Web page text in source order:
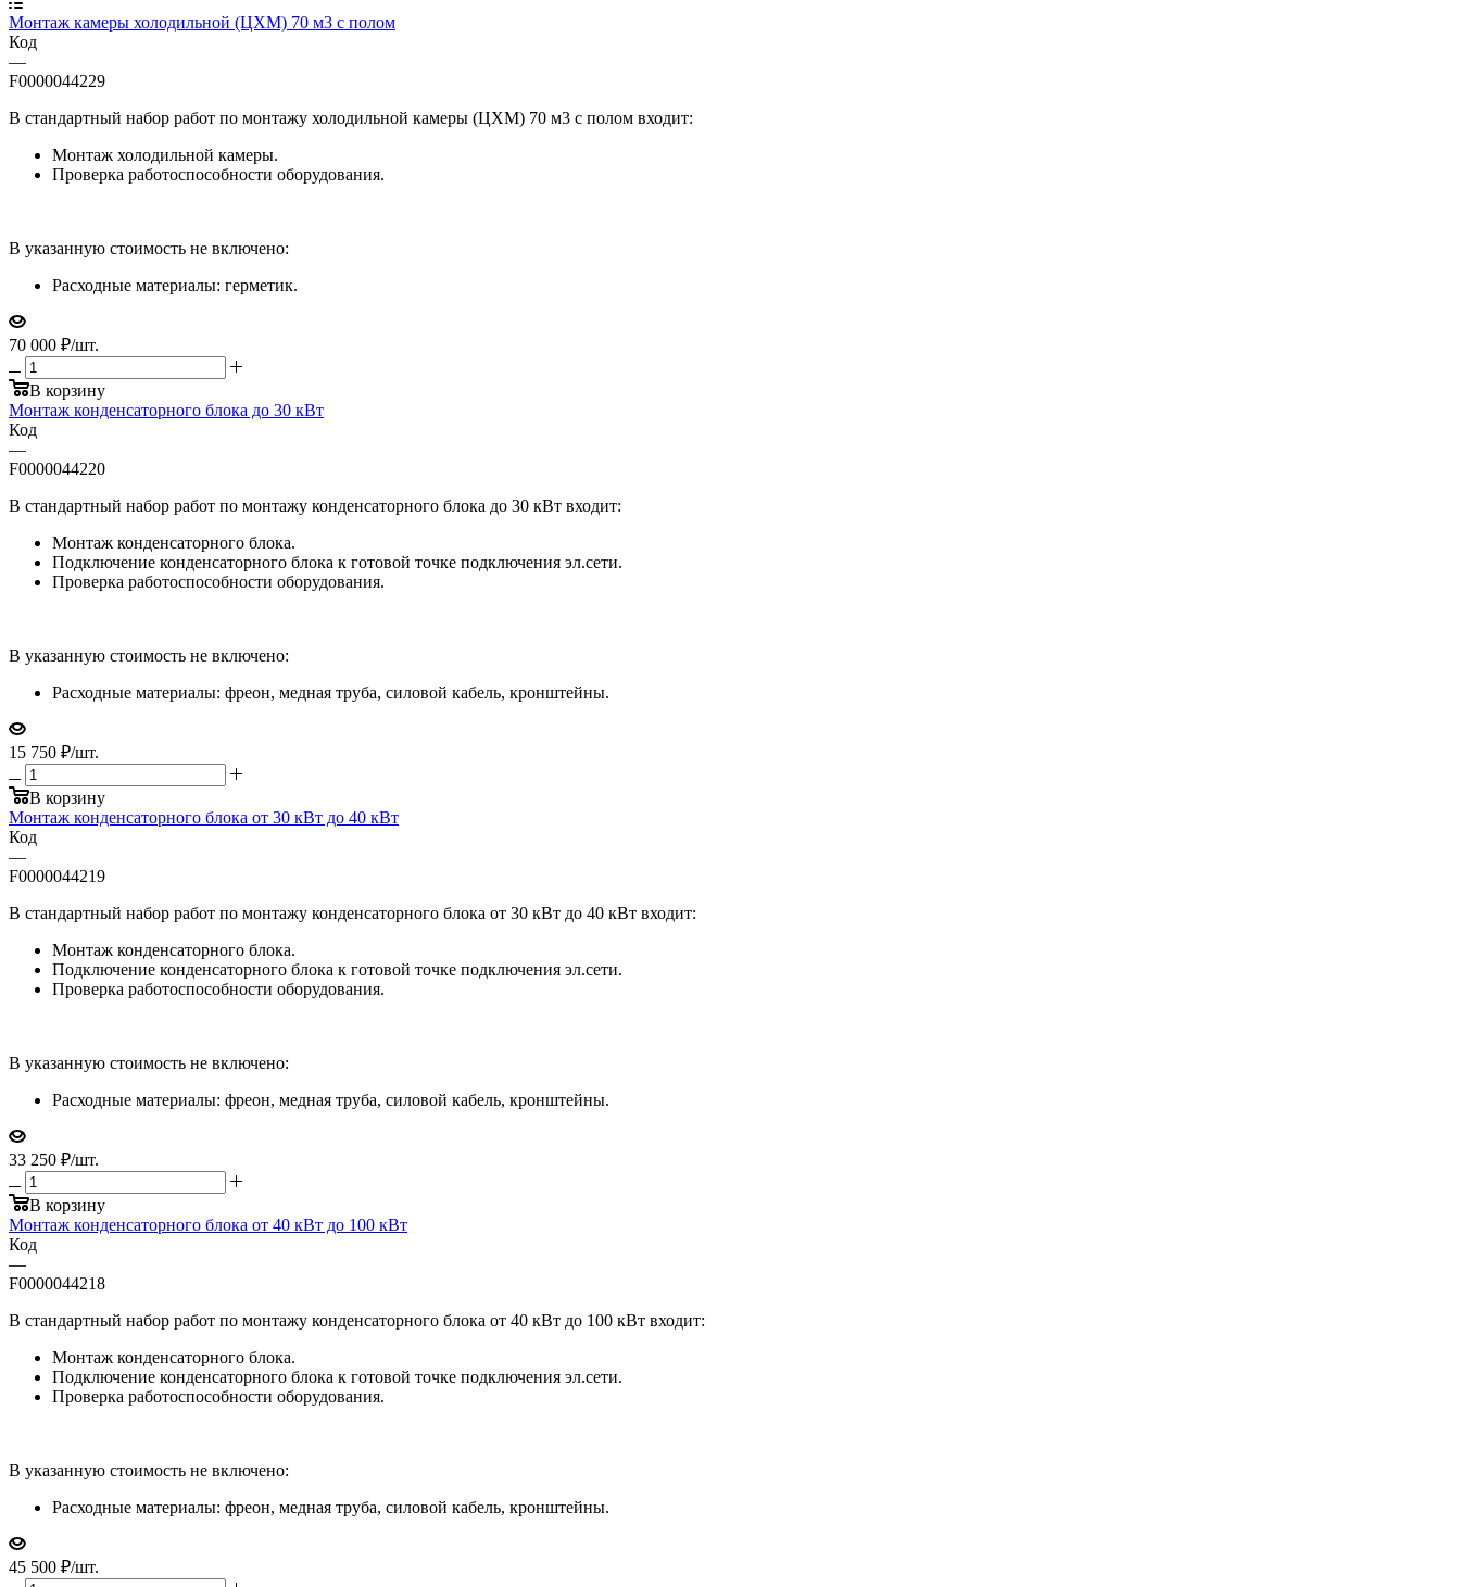
Монтаж камеры холодильной (ЦХМ) 70 м3 с полом
Код
—
F0000044229
В стандартный набор работ по монтажу холодильной камеры (ЦХМ) 70 м3 с полом входит:
Монтаж холодильной камеры.
Проверка работоспособности оборудования.
В указанную стоимость не включено:
Расходные материалы: герметик.
70 000 ₽/шт.
В корзину
Монтаж конденсаторного блока до 30 кВт
Код
—
F0000044220
В стандартный набор работ по монтажу конденсаторного блока до 30 кВт входит:
Монтаж конденсаторного блока.
Подключение конденсаторного блока к готовой точке подключения эл.сети.
Проверка работоспособности оборудования.
В указанную стоимость не включено:
Расходные материалы: фреон, медная труба, силовой кабель, кронштейны.
15 750 ₽/шт.
В корзину
Монтаж конденсаторного блока от 30 кВт до 40 кВт
Код
—
F0000044219
В стандартный набор работ по монтажу конденсаторного блока от 30 кВт до 40 кВт входит:
Монтаж конденсаторного блока.
Подключение конденсаторного блока к готовой точке подключения эл.сети.
Проверка работоспособности оборудования.
В указанную стоимость не включено:
Расходные материалы: фреон, медная труба, силовой кабель, кронштейны.
33 250 ₽/шт.
В корзину
Монтаж конденсаторного блока от 40 кВт до 100 кВт
Код
—
F0000044218
В стандартный набор работ по монтажу конденсаторного блока от 40 кВт до 100 кВт входит:
Монтаж конденсаторного блока.
Подключение конденсаторного блока к готовой точке подключения эл.сети.
Проверка работоспособности оборудования.
В указанную стоимость не включено:
Расходные материалы: фреон, медная труба, силовой кабель, кронштейны.
45 500 ₽/шт.